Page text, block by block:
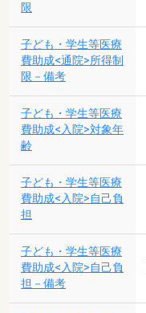
限
子ども・学生等医療
費助成<通院>所得制
限－備考
子ども・学生等医療
費助成<入院>対象年
齢
子ども・学生等医療
費助成<入院>自己負
担
子ども・学生等医療
費助成<入院>自己負
担－備考